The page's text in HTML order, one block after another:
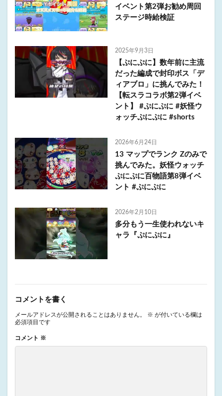
イベント第2弾お勧め周回
ステージ時給検証
2025年9月3日
【ぷにぷに】数年前に主流
だった編成で封印ボス「デ
ィアブロ」に挑んでみた！
【転スラコラボ第2弾イベ
ント】 #ぷにぷに #妖怪ウ
ォッチぷにぷに #shorts
2026年6月24日
13 マップでランク Zのみで
挑んでみた。妖怪ウォッチ
ぷにぷに百物語第8弾イベ
ント #ぷにぷに
2026年2月10日
多分もう一生使われないキ
ャラ『ぷにぷに』
コメントを書く
メールアドレスが公開されることはありません。 ※ が付いている欄は
必須項目です
コメント ※